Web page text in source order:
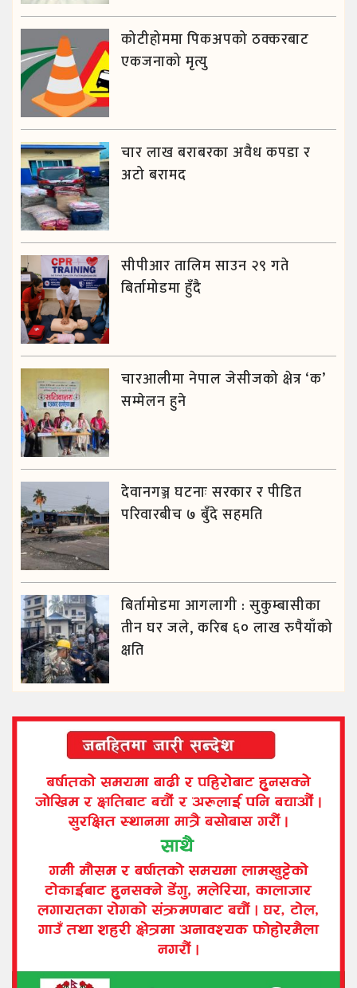
कोटीहोममा पिकअपको ठक्करबाट
एकजनाको मृत्यु
चार लाख बराबरका अवैध कपडा र
अटो बरामद
सीपीआर तालिम साउन २९ गते
बिर्तामोडमा हुँदै
चारआलीमा नेपाल जेसीजको क्षेत्र ‘क’
सम्मेलन हुने
देवानगञ्ज घटनाः सरकार र पीडित
परिवारबीच ७ बुँदे सहमति
बिर्तामोडमा आगलागी : सुकुम्बासीका
तीन घर जले, करिब ६० लाख रुपैयाँको
क्षति